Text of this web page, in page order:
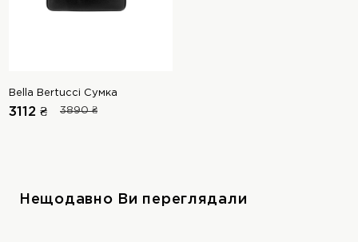
Bella Bertucci Сумка
3112 ₴ 3890 ₴
Нещодавно Ви переглядали